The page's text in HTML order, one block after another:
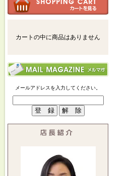
カートの中に商品はありません
メールアドレスを入力してください。